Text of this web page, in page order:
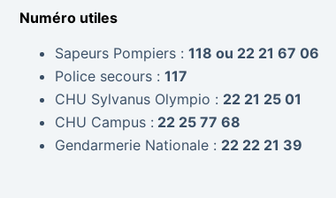
Numéro utiles
Sapeurs Pompiers : 118 ou 22 21 67 06
Police secours : 117
CHU Sylvanus Olympio : 22 21 25 01
CHU Campus : 22 25 77 68
Gendarmerie Nationale : 22 22 21 39